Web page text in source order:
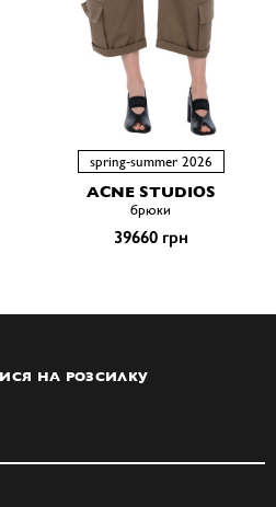
spring-summer 2026
ACNE STUDIOS
брюки
39660 грн
НА РОЗСИЛКУ